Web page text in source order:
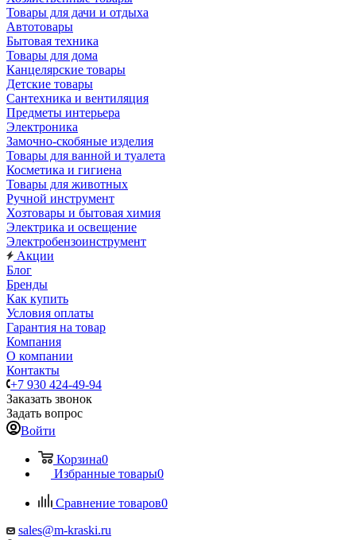
Товары для дачи и отдыха
Автотовары
Бытовая техника
Товары для дома
Канцелярские товары
Детские товары
Сантехника и вентиляция
Предметы интерьера
Электроника
Замочно-скобяные изделия
Товары для ванной и туалета
Косметика и гигиена
Товары для животных
Ручной инструмент
Хозтовары и бытовая химия
Электрика и освещение
Электробензоинструмент
Акции
Блог
Бренды
Как купить
Условия оплаты
Гарантия на товар
Компания
О компании
Контакты
+7 930 424-49-94
Заказать звонок
Задать вопрос
Войти
Корзина0
Избранные товары0
Сравнение товаров0
sales@m-kraski.ru